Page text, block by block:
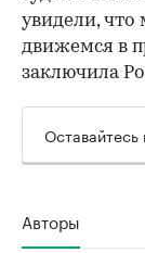
увидели,
движемся в
заключила
Оставайтесь
Авторы